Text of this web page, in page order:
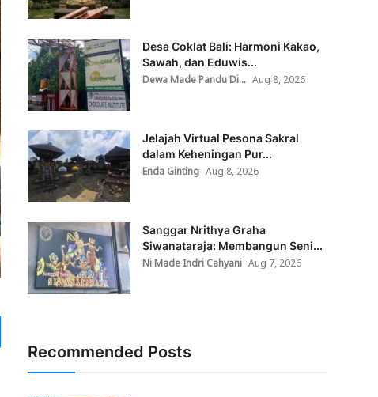
Desa Coklat Bali: Harmoni Kakao,
Sawah, dan Eduwis...
Dewa Made Pandu Di... Aug 8, 2026
Jelajah Virtual Pesona Sakral
dalam Keheningan Pur...
Enda Ginting Aug 8, 2026
Sanggar Nrithya Graha
Siwanataraja: Membangun Seni...
Ni Made Indri Cahyani Aug 7, 2026
Recommended Posts